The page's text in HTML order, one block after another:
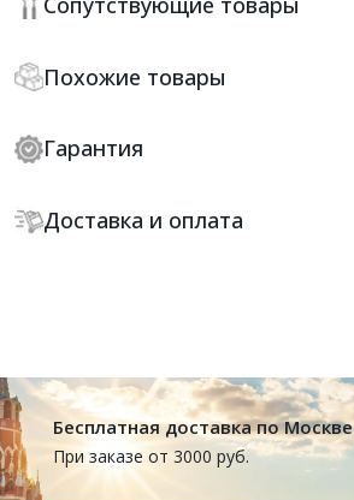
Похожие товары
Гарантия
Доставка и оплата
Бесплатная доставка по Москве
При заказе от 3000 руб.